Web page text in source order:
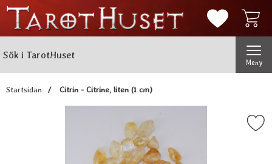
Mina
Meny
Startsidan Citrin - Citrine, liten (1 cm)
Markera citrin - Citrine,